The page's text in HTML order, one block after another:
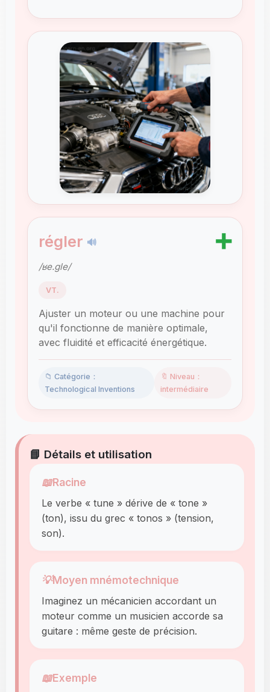
régler 🔊 ➕
/ʁe.ɡle/
VT.
Ajuster un moteur ou une machine pour
qu'il fonctionne de manière optimale,
avec fluidité et efficacité énergétique.
📁 Catégorie：
Technological Inventions
🔖 Niveau：
intermédiaire
📘 Détails et utilisation
📖Racine
Le verbe « tune » dérive de « tone »
(ton), issu du grec « tonos » (tension,
son).
💡Moyen mnémotechnique
Imaginez un mécanicien accordant un
moteur comme un musicien accorde sa
guitare : même geste de précision.
📖Exemple